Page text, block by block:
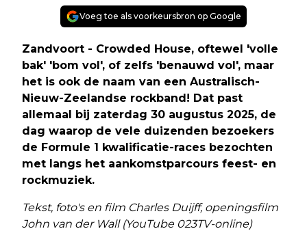
Voeg toe als voorkeursbron op Google
Zandvoort - Crowded House, oftewel 'volle
bak' 'bom vol', of zelfs 'benauwd vol', maar
het is ook de naam van een Australisch-
Nieuw-Zeelandse rockband! Dat past
allemaal bij zaterdag 30 augustus 2025, de
dag waarop de vele duizenden bezoekers
de Formule 1 kwalificatie-races bezochten
met langs het aankomstparcours feest- en
rockmuziek.
Tekst, foto's en film Charles Duijff, openingsfilm
John van der Wall (YouTube 023TV-online)